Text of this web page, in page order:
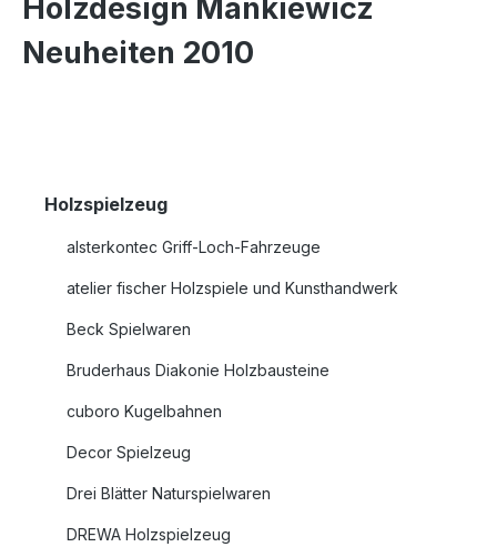
Holzdesign Mankiewicz
Neuheiten 2010
Holzspielzeug
alsterkontec Griff-Loch-Fahrzeuge
atelier fischer Holzspiele und Kunsthandwerk
Beck Spielwaren
Bruderhaus Diakonie Holzbausteine
cuboro Kugelbahnen
Decor Spielzeug
Drei Blätter Naturspielwaren
DREWA Holzspielzeug